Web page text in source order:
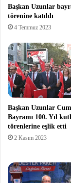
Başkan Uzunlar
törenine katıldı
4 Temmuz 2023
Başkan Uzunlar
Bayramı 100. Yıl
törenlerine eşlik etti
2 Kasım 2023